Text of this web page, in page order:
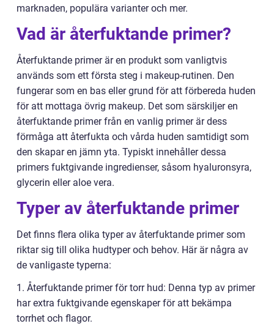
marknaden, populära varianter och mer.
Vad är återfuktande primer?
Återfuktande primer är en produkt som vanligtvis
används som ett första steg i makeup-rutinen. Den
fungerar som en bas eller grund för att förbereda huden
för att mottaga övrig makeup. Det som särskiljer en
återfuktande primer från en vanlig primer är dess
förmåga att återfukta och vårda huden samtidigt som
den skapar en jämn yta. Typiskt innehåller dessa
primers fuktgivande ingredienser, såsom hyaluronsyra,
glycerin eller aloe vera.
Typer av återfuktande primer
Det finns flera olika typer av återfuktande primer som
riktar sig till olika hudtyper och behov. Här är några av
de vanligaste typerna:
1. Återfuktande primer för torr hud: Denna typ av primer
har extra fuktgivande egenskaper för att bekämpa
torrhet och flagor.